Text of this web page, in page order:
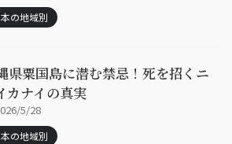
の地域別
県粟国島に潜む禁忌！死を招くニ
カナイの真実
5/28
の地域別